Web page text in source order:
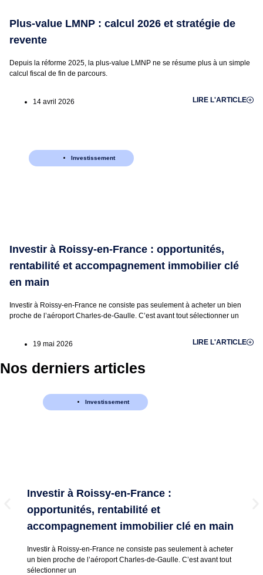
Plus-value LMNP : calcul 2026 et stratégie de
revente
Depuis la réforme 2025, la plus-value LMNP ne se résume plus à un simple
calcul fiscal de fin de parcours.
14 avril 2026 LIRE L'ARTICLE
Investissement
Investir à Roissy-en-France : opportunités,
rentabilité et accompagnement immobilier clé
en main
Investir à Roissy-en-France ne consiste pas seulement à acheter un bien
proche de l’aéroport Charles-de-Gaulle. C’est avant tout sélectionner un
19 mai 2026 LIRE L'ARTICLE
Nos derniers articles
Investissement
Investir à Roissy-en-France :
opportunités, rentabilité et
accompagnement immobilier clé en main
Investir à Roissy-en-France ne consiste pas seulement à acheter
un bien proche de l’aéroport Charles-de-Gaulle. C’est avant tout
sélectionner un